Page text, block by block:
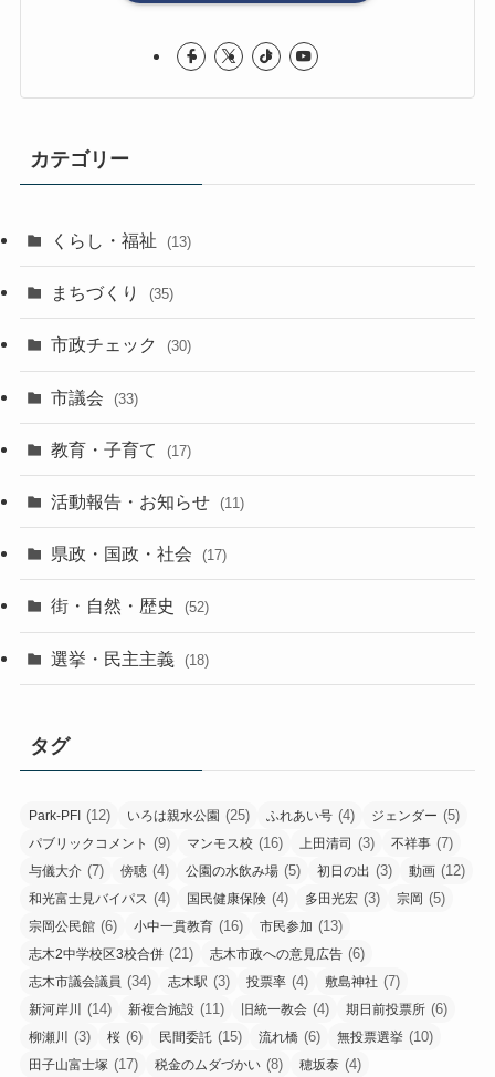
カテゴリー
くらし・福祉 (13)
まちづくり (35)
市政チェック (30)
市議会 (33)
教育・子育て (17)
活動報告・お知らせ (11)
県政・国政・社会 (17)
街・自然・歴史 (52)
選挙・民主主義 (18)
タグ
Park-PFI (12) いろは親水公園 (25) ふれあい号 (4) ジェンダー (5)
パブリックコメント (9) マンモス校 (16) 上田清司 (3) 不祥事 (7)
与儀大介 (7) 傍聴 (4) 公園の水飲み場 (5) 初日の出 (3) 動画 (12)
和光富士見バイパス (4) 国民健康保険 (4) 多田光宏 (3) 宗岡 (5)
宗岡公民館 (6) 小中一貫教育 (16) 市民参加 (13)
志木2中学校区3校合併 (21) 志木市政への意見広告 (6)
志木市議会議員 (34) 志木駅 (3) 投票率 (4) 敷島神社 (7)
新河岸川 (14) 新複合施設 (11) 旧統一教会 (4) 期日前投票所 (6)
柳瀬川 (3) 桜 (6) 民間委託 (15) 流れ橋 (6) 無投票選挙 (10)
田子山富士塚 (17) 税金のムダづかい (8) 穂坂泰 (4)